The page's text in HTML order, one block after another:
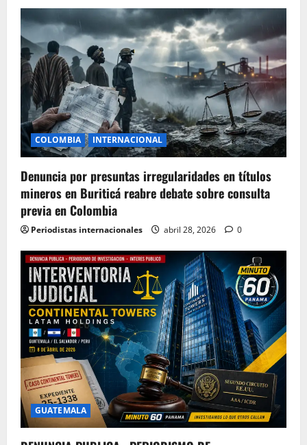
COLOMBIA INTERNACIONAL
Denuncia por presuntas irregularidades en títulos
mineros en Buriticá reabre debate sobre consulta
previa en Colombia
Periodistas internacionales abril 28, 2026 0
GUATEMALA